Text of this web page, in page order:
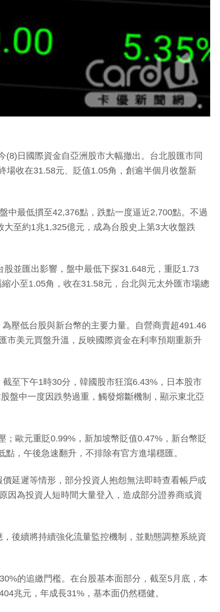
日國際資金自亞洲股市大幅撤出。台北股匯市同
場收在31.58元、貶值1.05角，創逾半個月收盤新
最低摜至42,376點，跌點一度逼近2,700點。不過
至約1兆1,325億元，成為台股史上第3大收盤跌
並匯出影響，盤中最低下探31.648元，重貶1.73
小至1.05角，收在31.58元，台北與元太外匯市場總
壓低台股與新台幣的主要力量。自營商賣超491.46
市美元買盤升溫，反映國際資金在利率預期重新升
至下午1時30分，韓國股市狂瀉6.43%，日本股市
盤中一度因跌勢過重，觸發熔斷機制，顯示東北亞
歐元重貶0.99%，新加坡幣貶值0.47%，新台幣貶
，午後急速翻升，不排除有官方進場穩匯。
延遲等情形，部分投資人抱怨無法即時查看帳戶或
因為投資人短時間大量登入，造成部分證券商或資
後續將持續強化流量監控機制，並動態調整系統資
的追繳門檻。在台股基本面部分，截至5月底，本
兆元，年成長31%，基本面仍然穩健。